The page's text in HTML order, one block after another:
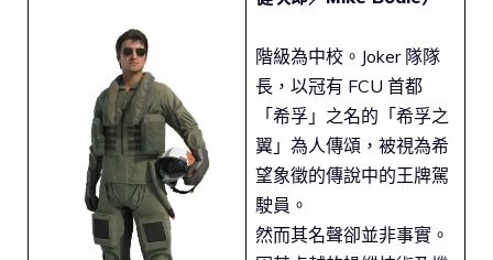
階級為中校。Joker 隊隊
長，以冠有 FCU 首都
「希孚」之名的「希孚之
翼」為人傳頌，被視為希
望象徵的傳說中的王牌駕
駛員。
然而其名聲卻並非事實。